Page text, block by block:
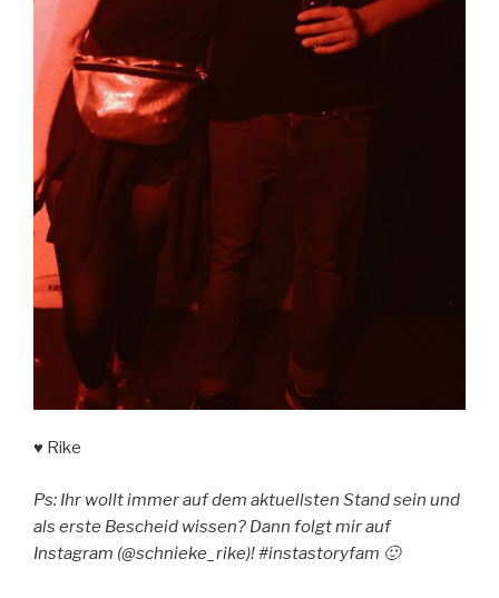
♥ Rike
Ps: Ihr wollt immer auf dem aktuellsten Stand sein und
als erste Bescheid wissen? Dann folgt mir auf
Instagram (@schnieke_rike)! #instastoryfam 🙂